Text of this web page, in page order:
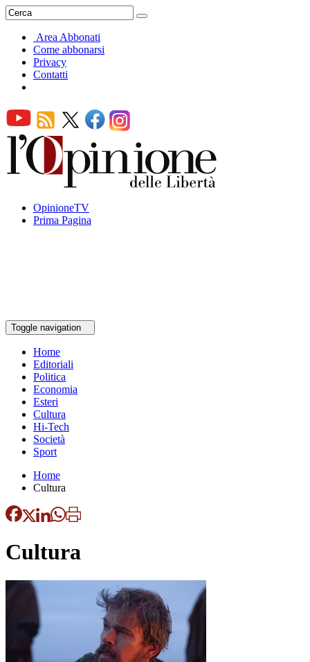
Area Abbonati
Come abbonarsi
Privacy
Contatti
OpinioneTV
Prima Pagina
Toggle navigation
Home
Editoriali
Politica
Economia
Esteri
Cultura
Hi-Tech
Società
Sport
Home
Cultura
Cultura